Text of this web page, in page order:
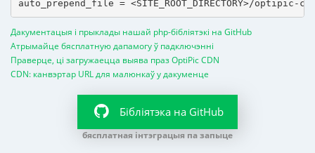
Дакументацыя і прыклады нашай php-бібліятэкі на GitHub
Атрымайце бясплатную дапамогу ў падключэнні
Праверце, ці загружаецца выява праз OptiPic CDN
CDN: канвэртар URL для малюнкаў у дакуменце
Бібліятэка на GitHub
бясплатная інтэграцыя па запыце